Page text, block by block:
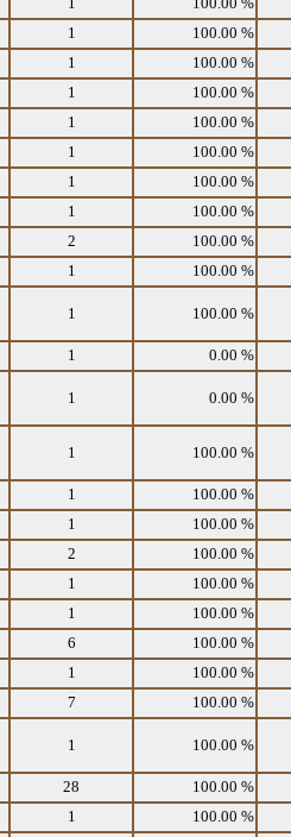
1 100.00 %
1 100.00 %
1 100.00 %
1 100.00 %
1 100.00 %
1 100.00 %
1 100.00 %
2 100.00 %
1 100.00 %
1 100.00 %
1 0.00 %
1 0.00 %
1 100.00 %
1 100.00 %
1 100.00 %
2 100.00 %
1 100.00 %
1 100.00 %
6 100.00 %
1 100.00 %
7 100.00 %
1 100.00 %
28 100.00 %
1 100.00 %